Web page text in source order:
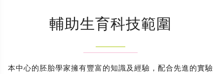
輔助生育科技範圍
本中心的胚胎學家擁有豐富的知識及經驗，配合先進的實驗